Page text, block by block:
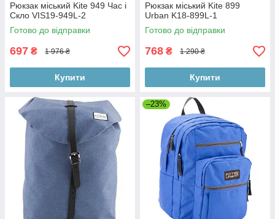
Рюкзак міський Kite 949 Час і
Скло VIS19-949L-2
Готово до відправки
697 ₴ 1 976 ₴
Купити
Рюкзак міський Kite 899
Urban K18-899L-1
Готово до відправки
768 ₴ 1 290 ₴
Купити
–23%